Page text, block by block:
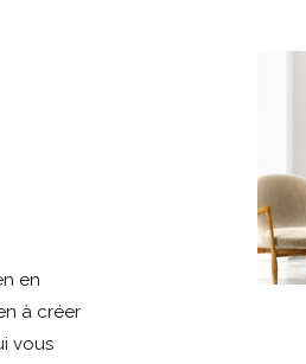
en
à créer
vous